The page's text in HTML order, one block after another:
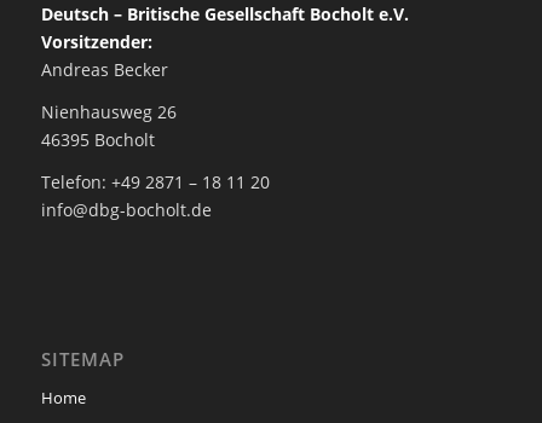
Deutsch – Britische Gesellschaft Bocholt e.V.
Vorsitzender:
Andreas Becker
Nienhausweg 26
46395 Bocholt
Telefon: +49 2871 – 18 11 20
info@dbg-bocholt.de
SITEMAP
Home